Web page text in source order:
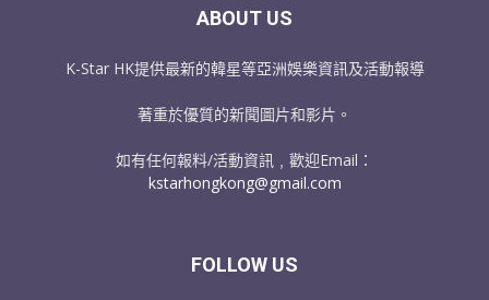
ABOUT US
K-Star HK提供最新的韓星等亞洲娛樂資訊及活動報導
著重於優質的新聞圖片和影片。
如有任何報料/活動資訊﹐歡迎Email：
kstarhongkong@gmail.com
FOLLOW US